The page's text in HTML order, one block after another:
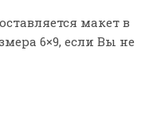
макет в
6×9, если Вы не